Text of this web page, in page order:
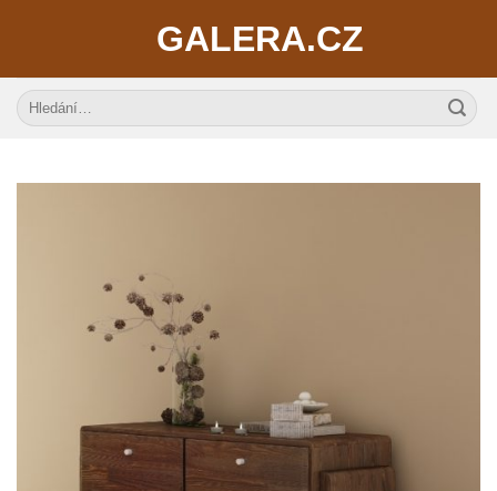
GALERA.CZ
Hledat: